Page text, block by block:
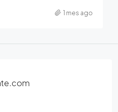
1 mes ago